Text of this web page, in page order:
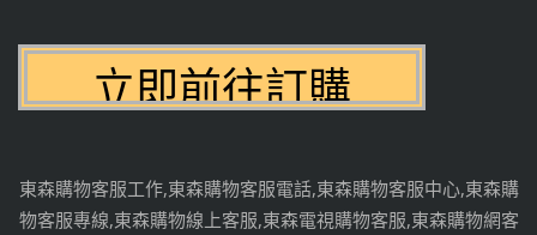
東森購物客服工作,東森購物客服電話,東森購物客服中心,東森購
物客服專線,東森購物線上客服,東森電視購物客服,東森購物網客